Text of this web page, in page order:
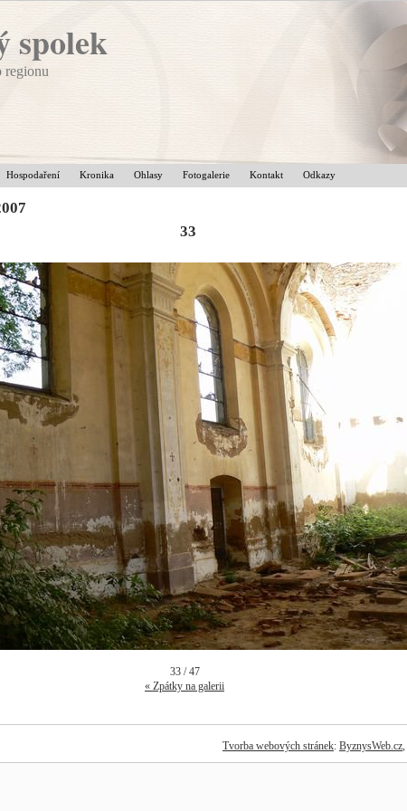
spolek
regionu
Hospodaření Kronika Ohlasy Fotogalerie Kontakt Odkazy
33
33 / 47
« Zpátky na galerii
Tvorba webových stránek: ByznysWeb.cz,